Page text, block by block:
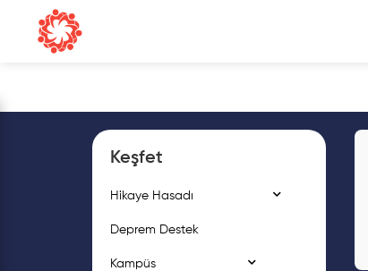
Keşfet
Hikaye Hasadı
Deprem Destek
Kampüs